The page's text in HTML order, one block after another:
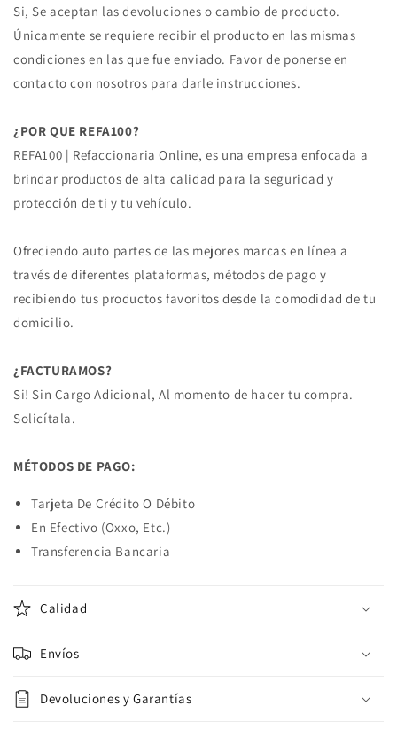
Si, Se aceptan las devoluciones o cambio de producto.
Únicamente se requiere recibir el producto en las mismas
condiciones en las que fue enviado. Favor de ponerse en
contacto con nosotros para darle instrucciones.
¿POR QUE REFA100?
REFA100 | Refaccionaria Online, es una empresa enfocada a
brindar productos de alta calidad para la seguridad y
protección de ti y tu vehículo.
Ofreciendo auto partes de las mejores marcas en línea a
través de diferentes plataformas, métodos de pago y
recibiendo tus productos favoritos desde la comodidad de tu
domicilio.
¿FACTURAMOS?
Si! Sin Cargo Adicional, Al momento de hacer tu compra.
Solicítala.
MÉTODOS DE PAGO:
Tarjeta De Crédito O Débito
En Efectivo (Oxxo, Etc.)
Transferencia Bancaria
Calidad
Envíos
Devoluciones y Garantías